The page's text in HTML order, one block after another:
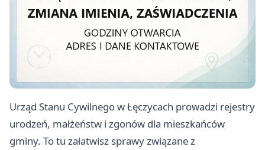
Urząd Stanu Cywilnego w Łęczycach prowadzi rejestry
urodzeń, małżeństw i zgonów dla mieszkańców
gminy. To tu załatwisz sprawy związane z